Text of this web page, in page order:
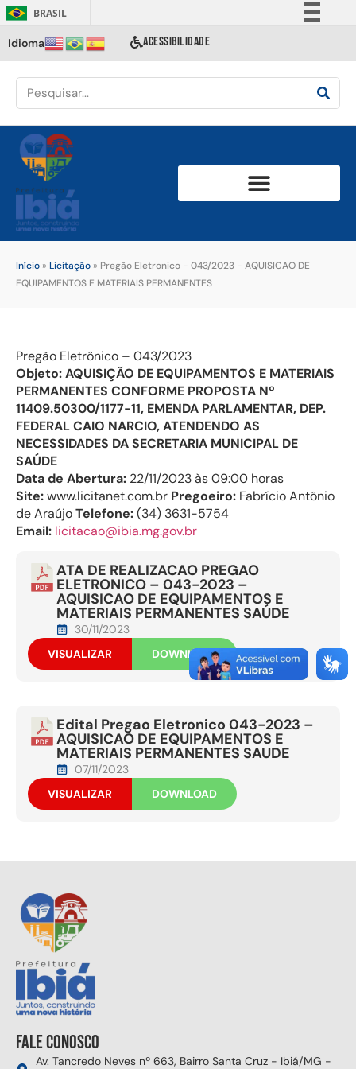
BRASIL
Comunica BR
Acesso à informação
Idioma ACESSIBILIDADE
Início » Licitação » Pregão Eletronico - 043/2023 - AQUISICAO DE
EQUIPAMENTOS E MATERIAIS PERMANENTES
Pregão Eletrônico – 043/2023
Objeto: AQUISIÇÃO DE EQUIPAMENTOS E MATERIAIS
PERMANENTES CONFORME PROPOSTA Nº
11409.50300/1177-11, EMENDA PARLAMENTAR, DEP.
FEDERAL CAIO NARCIO, ATENDENDO AS
NECESSIDADES DA SECRETARIA MUNICIPAL DE
SAÚDE
Data de Abertura: 22/11/2023 às 09:00 horas
Site:www.licitanet.com.br Pregoeiro: Fabrício Antônio
de AraújoTelefone:(34) 3631-5754
Email: licitacao@ibia.mg.gov.br
ATA DE REALIZACAO PREGAO
ELETRONICO – 043-2023 –
AQUISICAO DE EQUIPAMENTOS E
MATERIAIS PERMANENTES SAÚDE
30/11/2023
VISUALIZAR
DOWNLOAD
Edital Pregao Eletronico 043-2023 –
AQUISICAO DE EQUIPAMENTOS E
MATERIAIS PERMANENTES SAUDE
07/11/2023
VISUALIZAR
DOWNLOAD
Fale conosco
Av. Tancredo Neves nº 663, Bairro Santa Cruz - Ibiá/MG -